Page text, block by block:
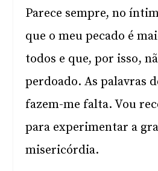
Parece sempre, no
que o meu pecado é
todos e que, por isso,
perdoado. As palavras
fazem-me falta. Vou
para experimentar a
misericórdia.